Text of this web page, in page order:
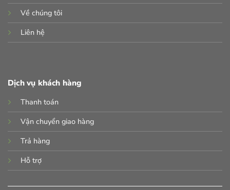
Về chúng tôi
Liên hệ
Dịch vụ khách hàng
Thanh toán
Vận chuyển giao hàng
Trả hàng
Hỗ trợ